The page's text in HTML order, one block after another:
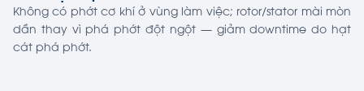
Không có phớt cơ khí ở vùng làm việc; rotor/stator mài mòn
dần thay vì phá phớt đột ngột — giảm downtime do hạt
cát phá phớt.